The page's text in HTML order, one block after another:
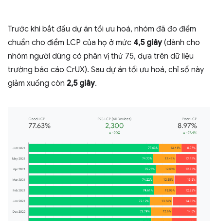
Trước khi bắt đầu dự án tối ưu hoá, nhóm đã đo điểm
chuẩn cho điểm LCP của họ ở mức 4,5 giây(dành cho
nhóm người dùng có phân vị thứ 75, dựa trên dữ liệu
trường báo cáo CrUX). Sau dự án tối ưu hoá, chỉ số này
giảm xuống còn 2,5 giây.